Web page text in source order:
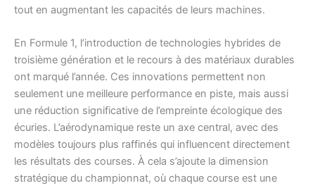
tout en augmentant les capacités de leurs machines.
En Formule 1, l’introduction de technologies hybrides de
troisième génération et le recours à des matériaux durables
ont marqué l’année. Ces innovations permettent non
seulement une meilleure performance en piste, mais aussi
une réduction significative de l’empreinte écologique des
écuries. L’aérodynamique reste un axe central, avec des
modèles toujours plus raffinés qui influencent directement
les résultats des courses. À cela s’ajoute la dimension
stratégique du championnat, où chaque course est une